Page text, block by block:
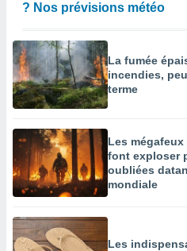
? Nos prévisions météo
La fumée
incendies,
terme
Les
font exploser
oubliées
mondiale
Les